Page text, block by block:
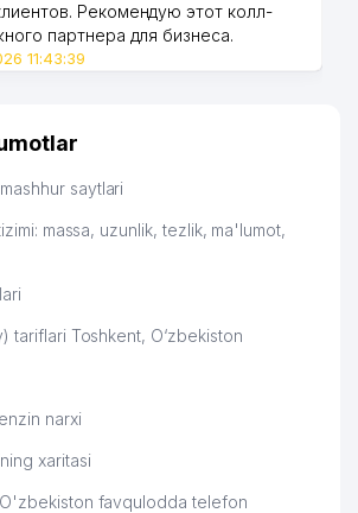
KURORT-
BIRLASHMASI
AZIYA MChJ
NODAVLAT TA'LIM
RESPUBLIKASI
Рекомендую этот колл-
партнера для бизнеса.
11:43:39
saytlari
massa, uzunlik, tezlik, ma'lumot,
tariflari Toshkent, O‘zbekiston
narxi
xaritasi
favqulodda telefon